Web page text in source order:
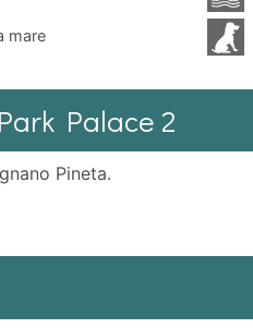
mare
Palace 2
Pineta.